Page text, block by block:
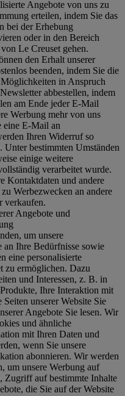
Angebote von uns zu
erteilen, indem Sie das
bei der Erhebung
oder in den Bereich
Le Creuset gehen.
den Erhalt unserer
beenden, indem Sie die
in Anspruch
abbestellen, indem
am Ende jeder E-Mail
Werbung mehr von uns
eine E-Mail an
Ihren Widerruf so
bestimmten Umständen
einige weitere
verarbeitet wurde.
Kontaktdaten und andere
Werbezwecken an andere
verkaufen.
Angebote und
um unsere
an Ihre Bedürfnisse sowie
eine personalisierte
zu ermöglichen. Dazu
und Interessen, z. B. in
Ihre Interaktion mit
unserer Website Sie
Angebote Sie lesen. Wir
und ähnliche
mit Ihren Daten und
wenn Sie unsere
abonnieren. Wir werden
um unsere Werbung auf
Zugriff auf bestimmte Inhalte
die Sie auf der Website